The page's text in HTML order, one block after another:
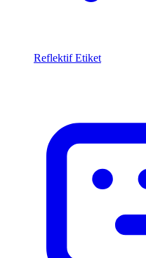
Reflektif Etiket